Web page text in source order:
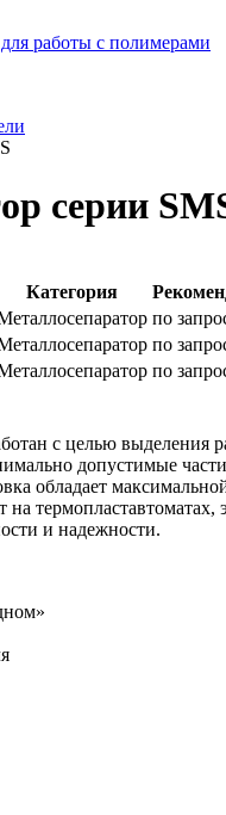
серии
Категория
по
по
по
с целью
допустимые
обладает
и надежности.